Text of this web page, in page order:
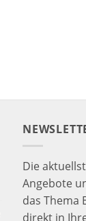
Die
Angebote
das Thema
direkt in